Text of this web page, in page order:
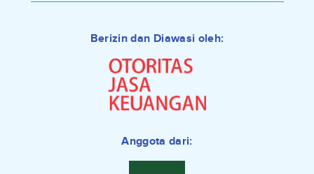
Berizin dan Diawasi oleh:
Anggota dari: